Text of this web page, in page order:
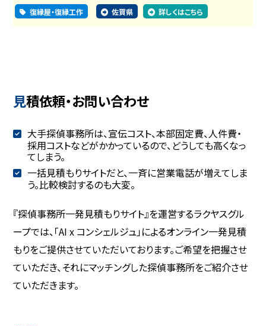
復縁屋・復縁工作 佐賀県 詳しくはこちら
見積依頼・お問い合わせ
大手探偵事務所は、宣伝コスト、本部固定費、人件費・
採用コストなどがかかっているので、どうしても高くなっ
てしまう。
一括見積もりサイトだと、一斉に営業電話が増えてしま
う。比較検討するのも大変。
『探偵事務所一発見積もりサイト』を運営するラクヤスグル
ープでは、「AI x コンシェルジュ」によるオンライン一発見積
もりをご提供させていただいております。ご希望を把握させ
ていただき、それにマッチングした探偵事務所をご紹介させ
ていただきます。